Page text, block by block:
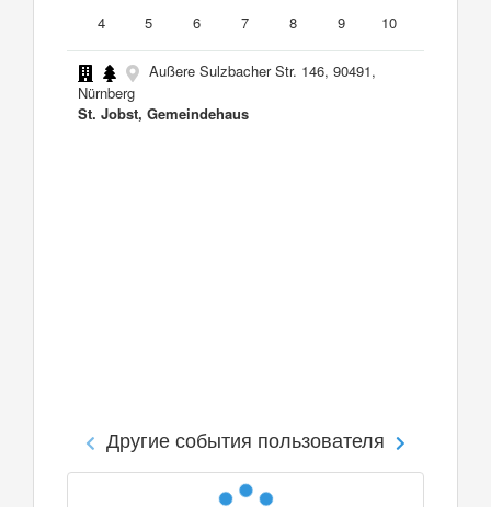
4
5 6 7 8 9 10
Außere Sulzbacher Str. 146, 90491,
Nürnberg
St. Jobst, Gemeindehaus
Другие события пользователя